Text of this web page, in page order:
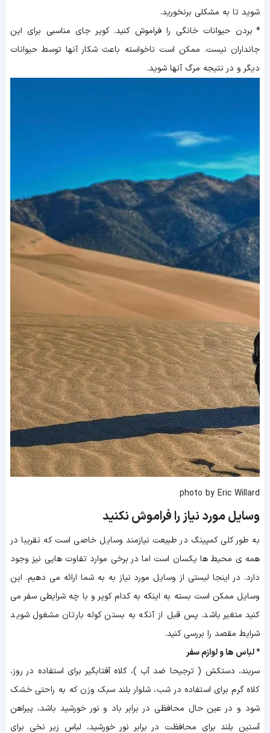
شوید تا به مشکلی برنخورید.
* بردن حیوانات خانگی را فراموش کنید. کویر جای مناسبی برای این
جانداران نیست. ممکن است ناخواسته باعث شکار آنها توسط حیوانات
دیگر و در نتیجه مرگ آنها شوید.
photo by Eric Willard
وسایل مورد نیاز را فراموش نکنید
به طور کلی کمپینگ در طبیعت نیازمند وسایل خاصی است که تقریبا در
همه ی محیط ها یکسان است اما در برخی موارد تفاوت هایی نیز وجود
دارد. در اینجا لیستی از وسایل مورد نیاز به به شما ارائه می دهیم. این
وسایل ممکن است بسته به اینکه به کدام کویر و با چه شرایطی سفر می
کنید متغیر باشد. پس قبل از آنکه به بستن کوله بارتان مشغول شوید
شرایط مقصد را بررسی کنید.
*لباس ها و لوازم سفر
سربند، دستکش ( ترجیحا ضد آب )، کلاه آفتابگیر برای استفاده در روز،
کلاه گرم برای استفاده در شب، شلوار بلند سبک وزن که به راحتی خشک
شود و در عین حال محافظی در برابر باد و نور خورشید باشد، پیراهن
آستین بلند برای محافظت در برابر نور خورشید، لباس زیر نخی برای